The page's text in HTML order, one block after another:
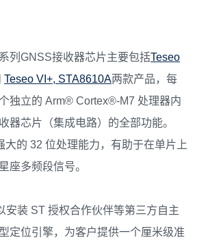
列GNSS接收器芯片主要包括Teseo
Teseo VI+, STA8610A两款产品，每
独立的 Arm® Cortex®-M7 处理器内
器芯片（集成电路）的全部功能。
大的 32 位处理能力，有助于在单片上
座多频段信号。
安装 ST 授权合作伙伴等第三方自主
定位引擎，为客户提供一个厘米级准